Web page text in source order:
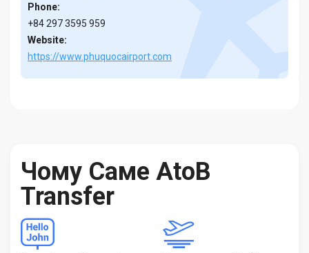
Phone:
+84 297 3595 959
Website:
https://www.phuquocairport.com
Чому Саме AtoB
Transfer